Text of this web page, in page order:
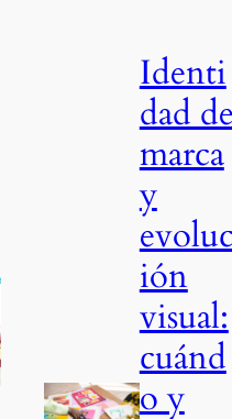
Identi
dad
marca
y
ión
visual:
cuánd
o y